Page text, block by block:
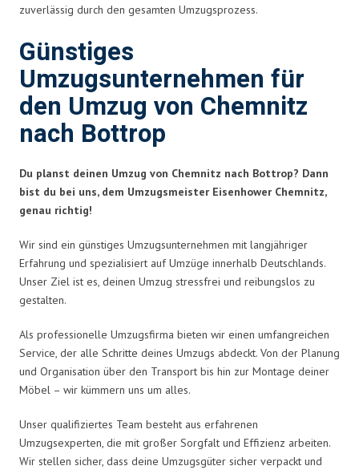
zuverlässig durch den gesamten Umzugsprozess.
Günstiges
Umzugsunternehmen für
den Umzug von Chemnitz
nach Bottrop
Du planst deinen Umzug von Chemnitz nach Bottrop? Dann
bist du bei uns, dem Umzugsmeister Eisenhower Chemnitz,
genau richtig!
Wir sind ein günstiges Umzugsunternehmen mit langjähriger
Erfahrung und spezialisiert auf Umzüge innerhalb Deutschlands.
Unser Ziel ist es, deinen Umzug stressfrei und reibungslos zu
gestalten.
Als professionelle Umzugsfirma bieten wir einen umfangreichen
Service, der alle Schritte deines Umzugs abdeckt. Von der Planung
und Organisation über den Transport bis hin zur Montage deiner
Möbel – wir kümmern uns um alles.
Unser qualifiziertes Team besteht aus erfahrenen
Umzugsexperten, die mit großer Sorgfalt und Effizienz arbeiten.
Wir stellen sicher, dass deine Umzugsgüter sicher verpackt und